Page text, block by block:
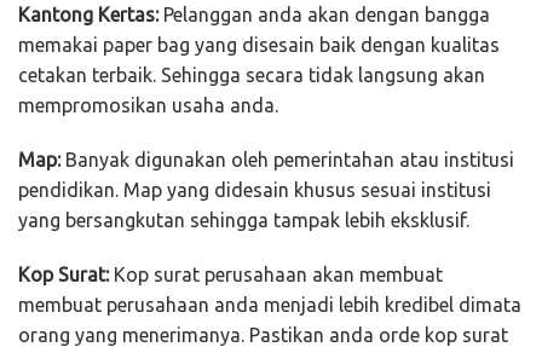
Kantong Kertas:Pelanggan anda akan dengan bangga
memakai paper bag yang disesain baik dengan kualitas
cetakan terbaik. Sehingga secara tidak langsung akan
mempromosikan usaha anda.
Map:Banyak digunakan oleh pemerintahan atau institusi
pendidikan. Map yang didesain khusus sesuai institusi
yang bersangkutan sehingga tampak lebih eksklusif.
Kop Surat:Kop surat perusahaan akan membuat
membuat perusahaan anda menjadi lebih kredibel dimata
orang yang menerimanya. Pastikan anda orde kop surat